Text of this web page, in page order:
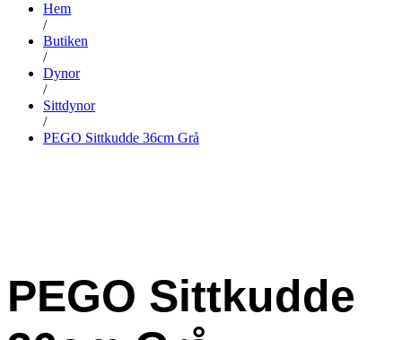
Hem
/
Butiken
/
Dynor
/
Sittdynor
/
PEGO Sittkudde 36cm Grå
PEGO Sittkudde